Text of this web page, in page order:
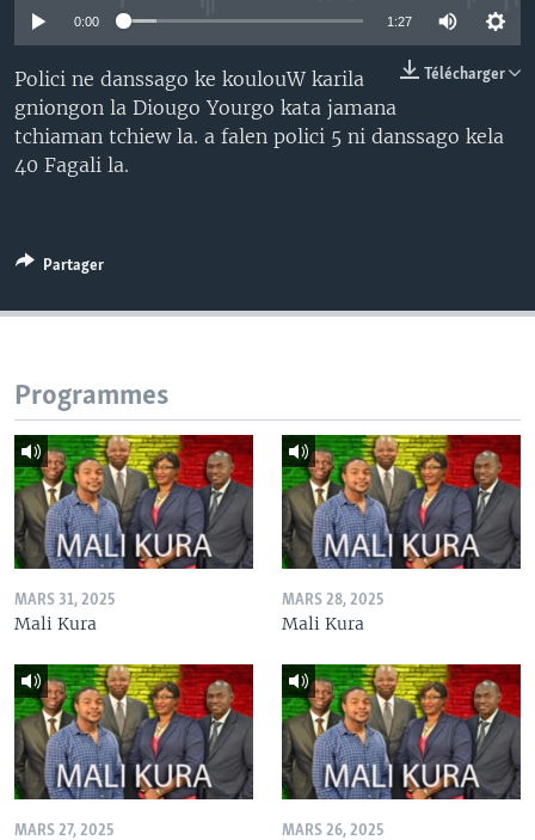
0:00 1:27
Télécharger
Polici ne danssago ke koulouW karila
gniongon la Diougo Yourgo kata jamana
tchiaman tchiew la. a falen polici 5 ni danssago kela
40 Fagali la.
Partager
Programmes
MARS 31, 2025
Mali Kura
MARS 28, 2025
Mali Kura
MARS 27, 2025 MARS 26, 2025